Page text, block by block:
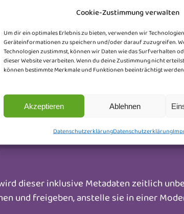
Cookie-Zustimmung verwalten
Um dir ein optimales Erlebnis zu bieten, verwenden wir
Geräteinformationen zu speichern und/oder darauf zuzugreifen.
Technologien zustimmst, können wir Daten wie das Surfverhalten
dieser Website verarbeiten. Wenn du deine Zustimmung nicht
können bestimmte Merkmale und Funktionen beeinträchtigt
Akzeptieren Ablehnen
DatenschutzerklärungDatenschutzerklärung
Inhalte beinhalten (z. B. Videos,
der Besucher die andere Website besucht
sammeln, Cookies benutzen,
aufzeichnen, inklusive deiner
dieser inklusive Metadaten zeitlich
und freigeben, anstelle sie in einer